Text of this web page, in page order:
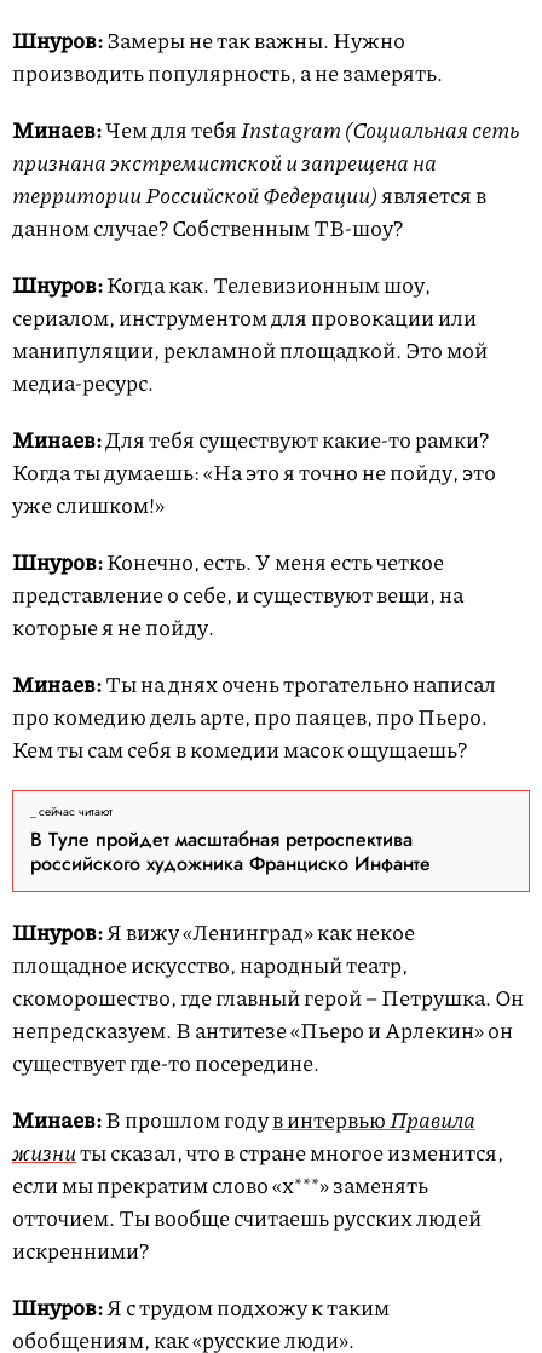
Шнуров:Замеры не так важны. Нужно
производить популярность, а не замерять.
Минаев:Чем для тебяInstagram (Социальная сеть
признана экстремистской и запрещена на
территории Российской Федерации)является в
данном случае? Собственным ТВ-шоу?
Шнуров:Когда как. Телевизионным шоу,
сериалом, инструментом для провокации или
манипуляции, рекламной площадкой. Это мой
медиа-ресурс.
Минаев:Для тебя существуют какие-то рамки?
Когда ты думаешь: «На это я точно не пойду, это
уже слишком!»
Шнуров:Конечно, есть. У меня есть четкое
представление о себе, и существуют вещи, на
которые я не пойду.
Минаев:Ты на днях очень трогательно написал
про комедию дель арте, про паяцев, про Пьеро.
Кем ты сам себя в комедии масок ощущаешь?
сейчас читают
В Туле пройдет масштабная ретроспектива
российского художника Франциско Инфанте
Шнуров:Я вижу «Ленинград» как некое
площадное искусство, народный театр,
скоморошество, где главный герой – Петрушка. Он
непредсказуем. В антитезе «Пьеро и Арлекин» он
существует где-то посередине.
Минаев:В прошлом годув интервьюПравила
жизниты сказал, что в стране многое изменится,
если мы прекратим слово «х***» заменять
отточием. Ты вообще считаешь русских людей
искренними?
Шнуров:Я с трудом подхожу к таким
обобщениям, как «русские люди».